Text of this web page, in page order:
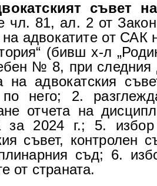
съвет
чл. 81, ал. 2 от
адвокатите от САК
(бивш х-л
№ 8, при следния
на адвокатския
него; 2.
отчета на
за 2024 г.; 5.
съвет, контролен
съд; 6.
от страната.